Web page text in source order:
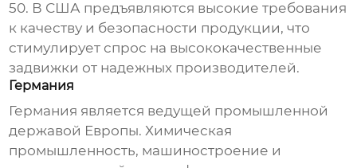
50. В США предъявляются высокие требования
к качеству и безопасности продукции, что
стимулирует спрос на высококачественные
задвижки от надежных производителей.
Германия
Германия является ведущей промышленной
державой Европы. Химическая
промышленность, машиностроение и